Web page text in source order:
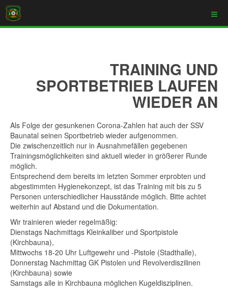
TRAINING UND
SPORTBETRIEB LAUFEN
WIEDER AN
Als Folge der gesunkenen Corona-Zahlen hat auch der SSV
Baunatal seinen Sportbetrieb wieder aufgenommen.
Die zwischenzeitlich nur in Ausnahmefällen gegebenen
Trainingsmöglichkeiten sind aktuell wieder in größerer Runde
möglich.
Entsprechend dem bereits im letzten Sommer erprobten und
abgestimmten Hygienekonzept, ist das Training mit bis zu 5
Personen unterschiedlicher Hausstände möglich. Bitte achtet
weiterhin auf Abstand und die Dokumentation.
Wir trainieren wieder regelmäßig:
Dienstags Nachmittags Kleinkaliber und Sportpistole
(Kirchbauna),
Mittwochs 18-20 Uhr Luftgewehr und -Pistole (Stadthalle),
Donnerstag Nachmittag GK Pistolen und Revolverdiszilinen
(Kirchbauna) sowie
Samstags alle in Kirchbauna möglichen Kugeldisziplinen.